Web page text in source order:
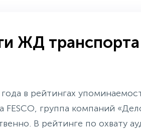
ЖД транспорта
в рейтингах
FESCO, группа компаний
В рейтинге по охвату